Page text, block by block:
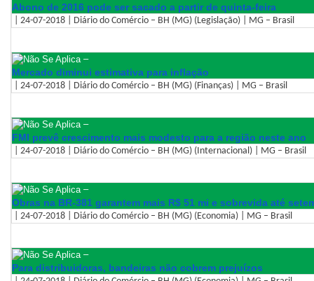
Abono de 2016 pode ser sacado a partir de quinta-feira
| 24-07-2018 | Diário do Comércio – BH (MG) (Legislação) | MG – Brasil
–
Mercado diminui estimativa para inflação
| 24-07-2018 | Diário do Comércio – BH (MG) (Finanças) | MG – Brasil
–
FMI prevê crescimento mais modesto para a região neste ano
| 24-07-2018 | Diário do Comércio – BH (MG) (Internacional) | MG – Brasil
–
Obras na BR-381 garantem mais R$ 51 mi e sobrevida até
| 24-07-2018 | Diário do Comércio – BH (MG) (Economia) | MG – Brasil
–
Para distribuidoras, bandeiras não cobrem prejuízos